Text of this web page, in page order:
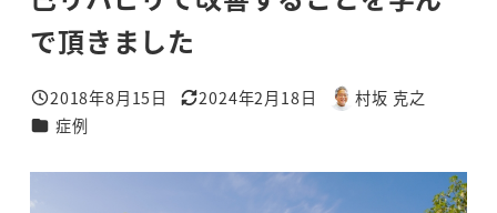
で頂きました
投稿日
2018年8月15日
更新日
2024年2月18日
著
村坂 克之
カテゴリー
症例